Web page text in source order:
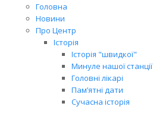
Головна
Новини
Про Центр
Історія
Історія "швидкої"
Минуле нашої станції
Головні лікарі
Пам’ятні дати
Сучасна історія